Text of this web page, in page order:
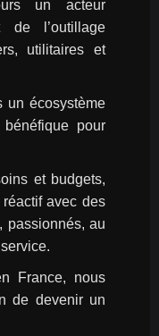
un acteur
de l’outillage
utilitaires et
un écosystème
pour
et budgets,
avec des
passionnés, au
France, nous
de devenir un